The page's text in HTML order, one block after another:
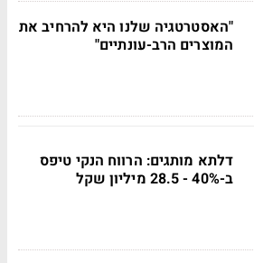
"האסטרטגיה שלנו היא להרחיב את
המוצרים הרב-עונתיים"
דלתא מותגים: הרווח הנקי טיפס
ב-40% - 28.5 מיליון שקל